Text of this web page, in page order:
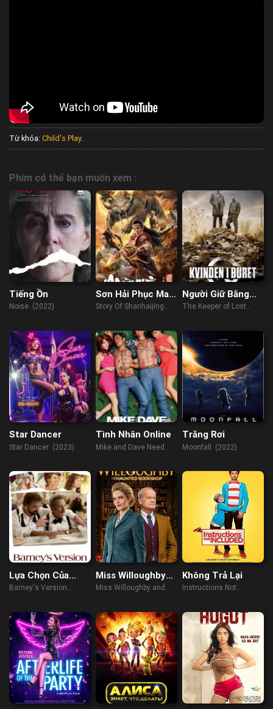
Từ khóa: Child's Play.
Phim có thể bạn muốn xem :
Tiếng Ồn
Noise (2022)
Sơn Hải Phục Ma:
Truy Nguyệt
Story Of Shanhaijing
Người Giữ Bằng
Chứng
The Keeper of Lost
Star Dancer
Star Dancer (2023)
Tình Nhân Online
Mike and Dave Need
Trăng Rơi
Moonfall (2022)
Lựa Chọn Của
Barney
Barney's Version
Miss Willoughby
and the Haunted
Miss Willoughby and
(2022)
Không Trả Lại
Instructions Not